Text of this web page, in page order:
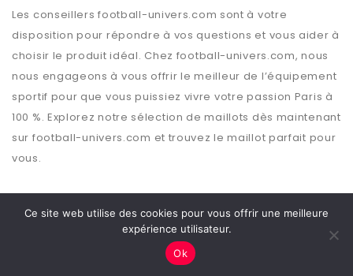
Les conseillersfootball-univers.com sont à votre
disposition pour répondre à vos questions et vous aider à
choisir le produit idéal. Chez football-univers.com, nous
nous engageons à vous offrir le meilleur de l’équipement
sportif pour que vous puissiez vivre votre passion Paris à
100 %. Explorez notre sélection de maillots dès maintenant
sur football-univers.com et trouvez le maillot parfait pour
vous.
Copyright © 2026 Football Univers
Ce site web utilise des cookies pour vous offrir une meilleure
expérience utilisateur.
Ok